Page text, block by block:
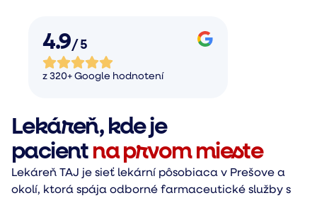
4.9/ 5
z 320+ Google hodnotení
Lekáreň, kde je
pacient na prvom mieste
Lekáreň TAJ je sieť lekární pôsobiaca v Prešove a
okolí, ktorá spája odborné farmaceutické služby s